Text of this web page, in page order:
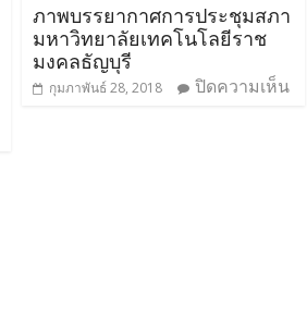
ภาพบรรยากาศการประชุมสภา
มหาวิทยาลัยเทคโนโลยีราช
มงคลธัญบุรี
กุมภาพันธ์ 28, 2018 ปิดความเห็น